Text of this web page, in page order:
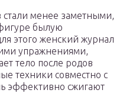
стали менее заметными,
былую
этого женский журнал
упражнениями,
тело после родов
техники совместно с
эффективно сжигают